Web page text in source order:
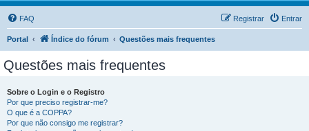
FAQ Entrar
Registrar
Portal Índice do fórum Questões mais frequentes
Questões mais frequentes
Sobre o Login e o Registro
Por que preciso registrar-me?
O que é a COPPA?
Por que não consigo me registrar?